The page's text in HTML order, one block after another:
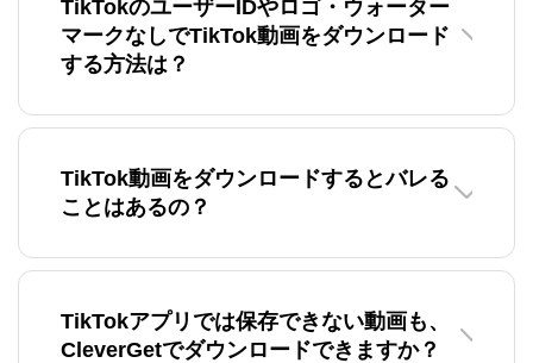
TikTokのユーザーIDやロゴ・ウォーター
マークなしでTikTok動画をダウンロード
する方法は？
TikTok動画をダウンロードするとバレる
ことはあるの？
TikTokアプリでは保存できない動画も、
CleverGetでダウンロードできますか？